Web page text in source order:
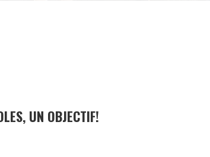
UN OBJECTIF!